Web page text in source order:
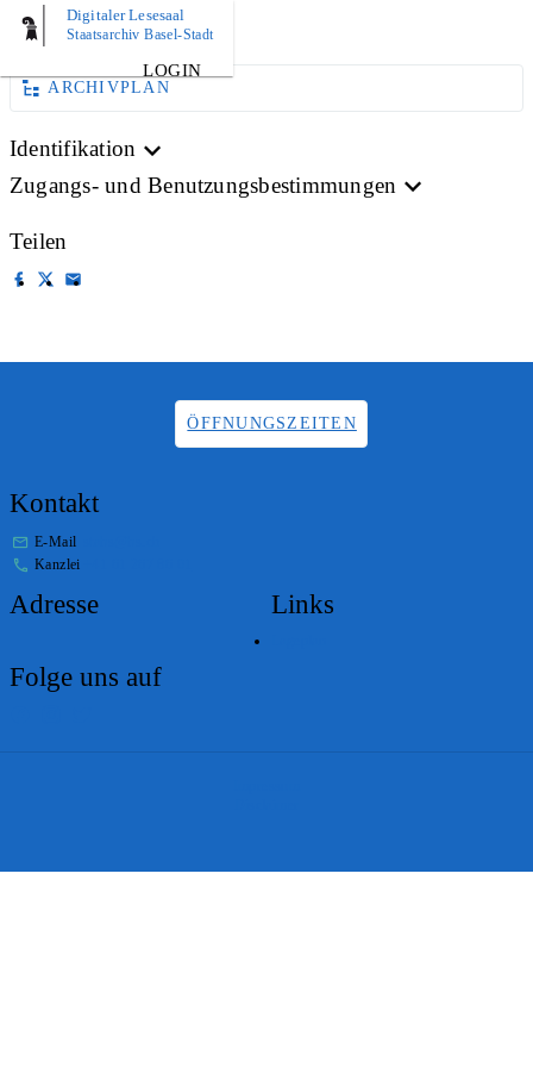
Digitaler Lesesaal
Staatsarchiv Basel-Stadt
LOGIN
AKTE
ARCHIVPLAN
Identifikation
Zugangs- und Benutzungsbestimmungen
Teilen
ÖFFNUNGSZEITEN
Kontakt
E-Mail
Kanzlei
Adresse Links
Folge uns auf